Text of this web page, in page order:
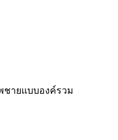
ชายแบบองค์รวม